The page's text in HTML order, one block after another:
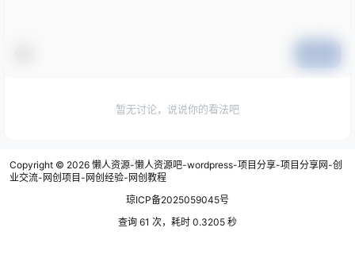
暂无讨论，说说你的看法吧
Copyright © 2026 懒人资源-懒人资源吧-wordpress-项目分享-项目分享网-创
业交流-网创项目-网创经验-网创教程
琼ICP备2025059045号
查询 61 次，耗时 0.3205 秒